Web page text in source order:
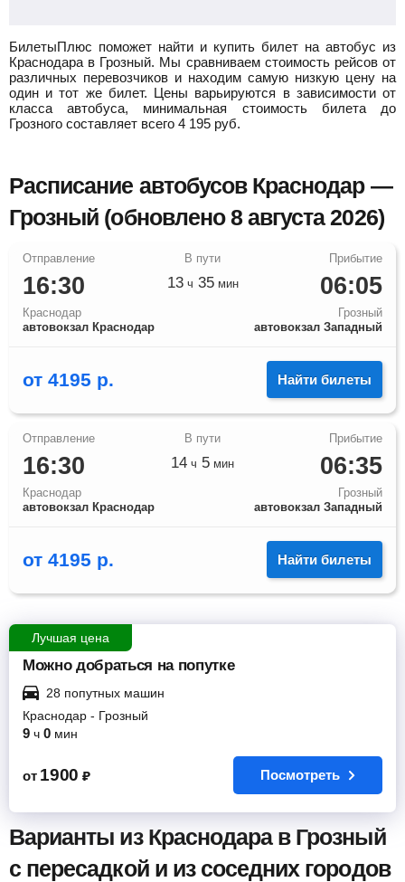
БилетыПлюс поможет найти и купить билет на автобус из
Краснодара в Грозный. Мы сравниваем стоимость рейсов от
различных перевозчиков и находим самую низкую цену на
один и тот же билет. Цены варьируются в зависимости от
класса автобуса, минимальная стоимость билета до
Грозного составляет всего 4 195 руб.
Расписание автобусов Краснодар —
Грозный (обновлено 8 августа 2026)
16:30
Краснодар
автовокзал Краснодар
06:05
Грозный
автовокзал Западный
13ч 35мин
от 4195 р. Найти билеты
16:30
Краснодар
автовокзал Краснодар
06:35
Грозный
автовокзал Западный
14 ч 5 мин
от 4195 р. Найти билеты
Лучшая цена
Можно добраться на попутке
28 попутных машин
Краснодар - Грозный
9 ч 0 мин
от 1900 ₽ Посмотреть
Варианты из Краснодара в Грозный
с пересадкой и из соседних городов